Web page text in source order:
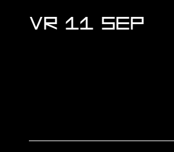
VR 11 SEP